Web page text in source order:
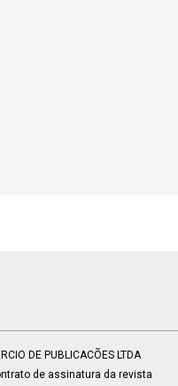
DE PUBLICACÕES LTDA
de assinatura da revista